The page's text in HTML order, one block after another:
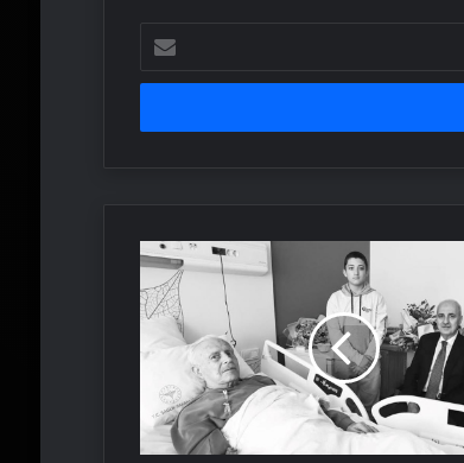
posta
adresinizi
AK
Parti'nin
kurucularından
Burhan
Abiş
hayatını
kaybetti
(Burhan
Abiş